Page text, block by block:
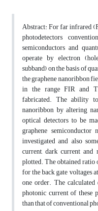
Abstract: For far infrared
photodetectors
semiconductors and
operate by electron
subband) on the basis of
the graphene nanoribbon
in the range FIR and
fabricated. The ability
nanoribbon by altering
optical detectors to be
graphene semiconductor
investigated and also
current, dark current and
plotted. The obtained
for the back gate voltages
one order. The
photonic current of these
than that of conventional